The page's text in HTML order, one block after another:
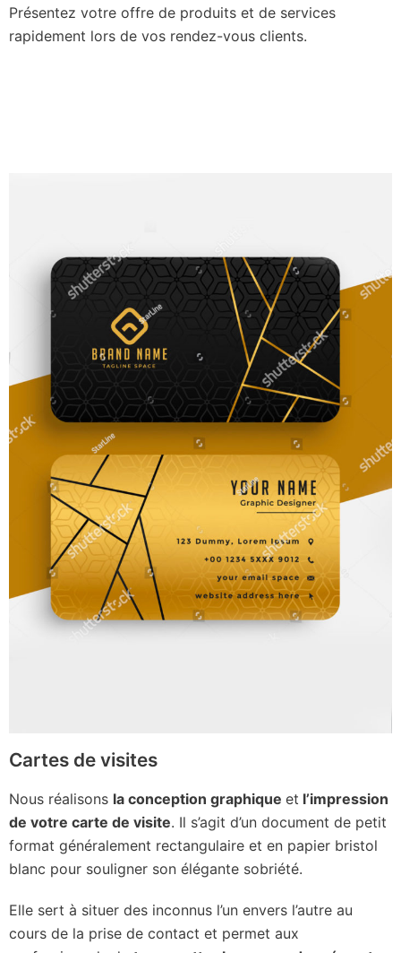
Présentez votre offre de produits et de services
rapidement lors de vos rendez-vous clients.
Cartes de visites
Nous réalisons la conception graphique et l’impression
de votre carte de visite. Il s’agit d’un document de petit
format généralement rectangulaire et en papier bristol
blanc pour souligner son élégante sobriété.
Elle sert à situer des inconnus l’un envers l’autre au
cours de la prise de contact et permet aux